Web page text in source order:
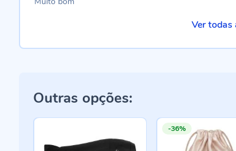
Ver todas
Outras opções:
-36%